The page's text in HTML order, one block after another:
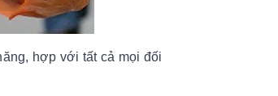
hợp với tất cả mọi đối